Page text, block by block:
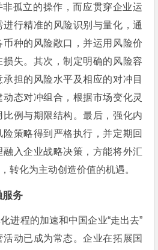
孤立的操作，而应贯穿企业运
行精准的风险识别与量化，通
种的风险敞口，并运用风险价
失。其次，制定明确的风险容
担的风险水平及相应的对冲目
态对冲组合，根据市场变化灵
例与期限结构。最后，强化内
策略得到严格执行，并定期回
入企业战略决策，方能将外汇
转化为主动创造价值的机遇。
服务
进程的加速和中国企业“走出去”
动已成为常态。企业在拓展国